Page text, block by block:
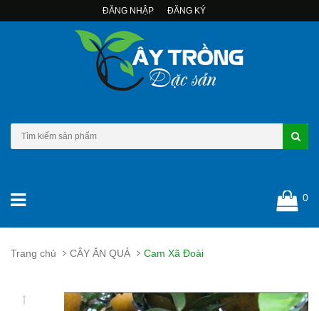
ĐĂNG NHẬP ĐĂNG KÝ
0
Trang chủ CÂY ĂN QUẢ Cam Xã Đoài